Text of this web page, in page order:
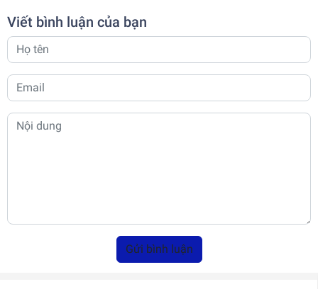
Viết bình luận của bạn
Gửi bình luận